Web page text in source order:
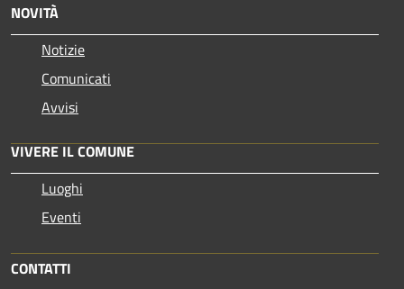
NOVITÀ
Notizie
Comunicati
Avvisi
VIVERE IL COMUNE
Luoghi
Eventi
CONTATTI